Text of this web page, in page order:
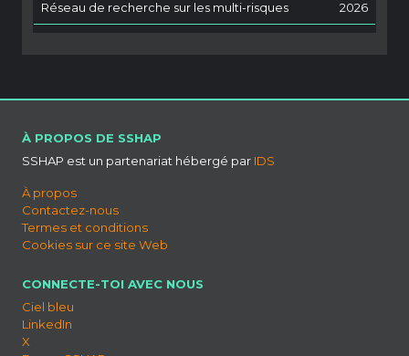
Réseau de recherche sur les multi-risques
2026
À PROPOS DE SSHAP
SSHAP est un partenariat hébergé par IDS
À propos
Contactez-nous
Termes et conditions
Cookies sur ce site Web
CONNECTE-TOI AVEC NOUS
Ciel bleu
LinkedIn
X